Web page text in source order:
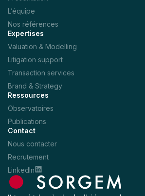
L’équipe
Nos références
Expertises
Valuation & Modelling
Litigation support
Transaction services
Brand & Strategy
Ressources
Observatoires
Publications
Contact
Nous contacter
Recrutement
LinkedIn